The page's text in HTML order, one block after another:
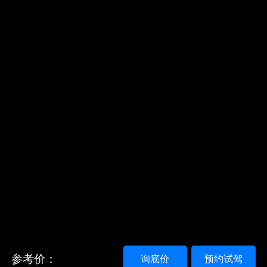
参考价： 预约试驾
询底价